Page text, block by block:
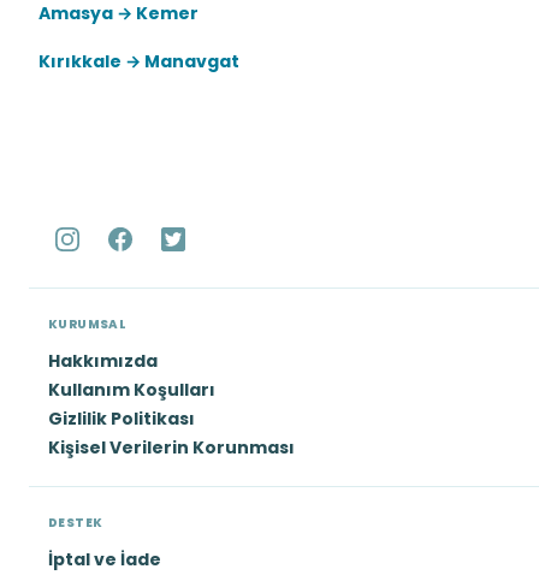
Amasya → Kemer
Kırıkkale → Manavgat
KURUMSAL
Hakkımızda
Kullanım Koşulları
Gizlilik Politikası
Kişisel Verilerin Korunması
DESTEK
İptal ve İade